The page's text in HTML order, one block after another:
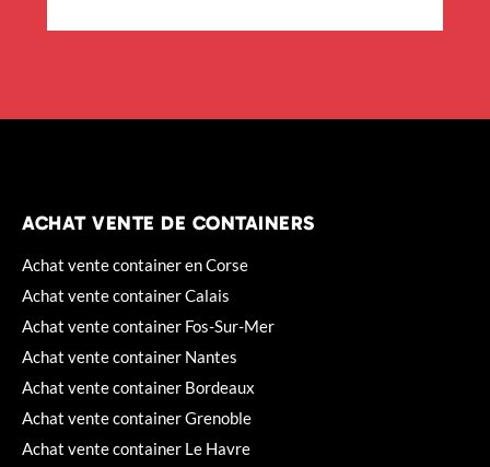
ACHAT VENTE DE CONTAINERS
Achat vente container en Corse
Achat vente container Calais
Achat vente container Fos-Sur-Mer
Achat vente container Nantes
Achat vente container Bordeaux
Achat vente container Grenoble
Achat vente container Le Havre